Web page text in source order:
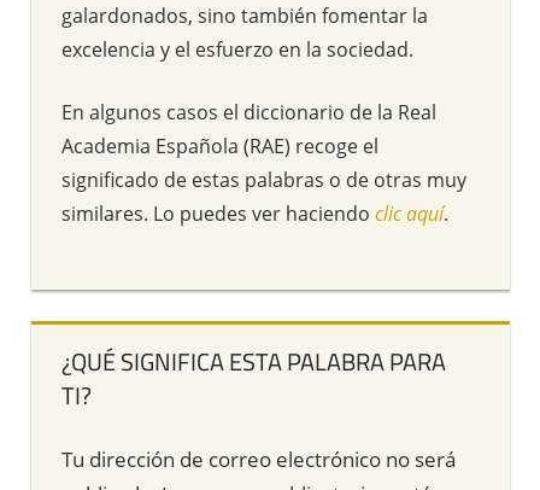
galardonados, sino también fomentar la
excelencia y el esfuerzo en la sociedad.
En algunos casos el diccionario de la Real
Academia Española (RAE) recoge el
significado de estas palabras o de otras muy
similares. Lo puedes ver haciendo clic aquí.
¿QUÉ SIGNIFICA ESTA PALABRA PARA
TI?
Tu dirección de correo electrónico no será